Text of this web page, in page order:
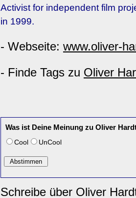
Activist for independent film
in 1999.
- Webseite: www.oliver-
- Finde Tags zu Oliver
Was ist Deine Meinung zu Oliver
Cool UnCool
Schreibe über Oliver